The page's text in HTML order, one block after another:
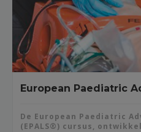
European Paediatric
De European Paediatric
(EPALS®) cursus,